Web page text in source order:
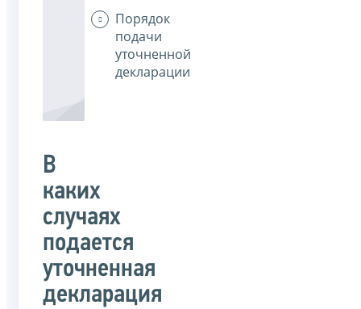
Порядок
подачи
уточненной
декларации
В
каких
случаях
подается
уточненная
декларация